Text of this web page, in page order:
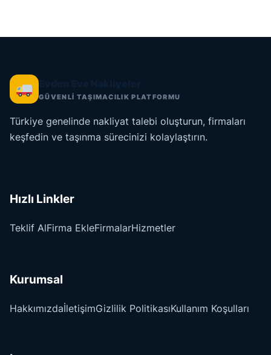
GÜVENLİ TAŞIMACILIK PLATFORMU
Türkiye genelinde nakliyat talebi oluşturun, firmaları
keşfedin ve taşınma sürecinizi kolaylaştırın.
Hızlı Linkler
Teklif AlFirma EkleFirmalarHizmetler
Kurumsal
HakkımızdaİletişimGizlilik PolitikasıKullanım Koşulları